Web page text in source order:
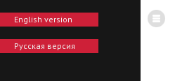
English version
Русская версия